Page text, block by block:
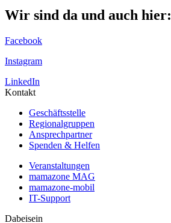
Wir sind da und auch hier:
Facebook
Instagram
LinkedIn
Kontakt
Geschäftsstelle
Regionalgruppen
Ansprechpartner
Spenden & Helfen
Veranstaltungen
mamazone MAG
mamazone-mobil
IT-Support
Dabeisein